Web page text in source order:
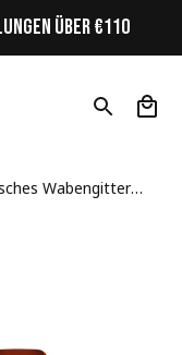
ÜBER €110
Wabengitter